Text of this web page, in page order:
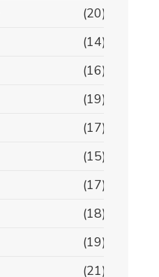
(20)
(14)
(16)
(19)
(17)
(15)
(17)
(18)
(19)
(21)